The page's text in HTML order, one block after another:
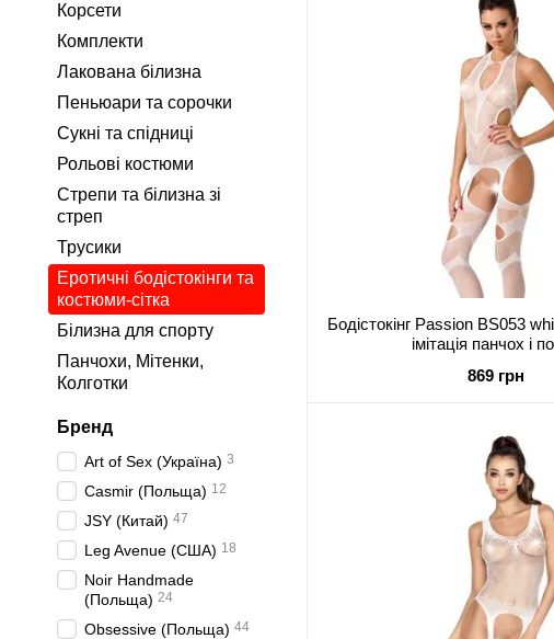
Бодістокінг Passion BS053
імітація панчох і
869 грн
Корсети
Комплекти
Лакована білизна
Пеньюари та сорочки
Сукні та спідниці
Рольові костюми
Стрепи та білизна зі
стреп
Трусики
Еротичні бодістокінги та
костюми-сітка
Білизна для спорту
Панчохи, Мітенки,
Колготки
Бренд
Art of Sex (Україна) 3
Casmir (Польща) 12
JSY (Китай) 47
Leg Avenue (США) 18
Noir Handmade
(Польща) 24
Obsessive (Польща) 44